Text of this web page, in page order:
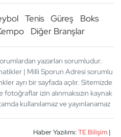
Tenis Güreş
Boks
Diğer Branşlar
yazarları sorumludur.
| Milli Sporun Adresi sorumlu
ayrı bir sayfada açılır. Sitemizde
fotoğraflar izin alınmaksızın kaynak
kullanılamaz ve yayınlanamaz
Haber Yazılımı:TE Bilişim|